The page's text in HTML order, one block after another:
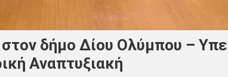
στον δήμο Δίου Ολύμπου –
Αναπτυξιακή